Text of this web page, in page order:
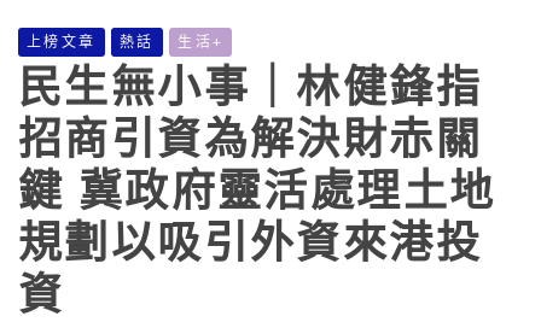
上榜文章 熱話 生活+
民生無小事｜林健鋒指
招商引資為解決財赤關
鍵 冀政府靈活處理土地
規劃以吸引外資來港投
資